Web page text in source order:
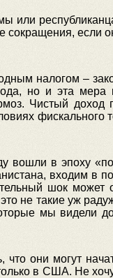
или
сокращения, если
налогом –
но и эта мера
Чистый доход
фискального
вошли в эпоху
входим в
шок может
это не такие уж
мы видели
они могут
в США. Не хочу